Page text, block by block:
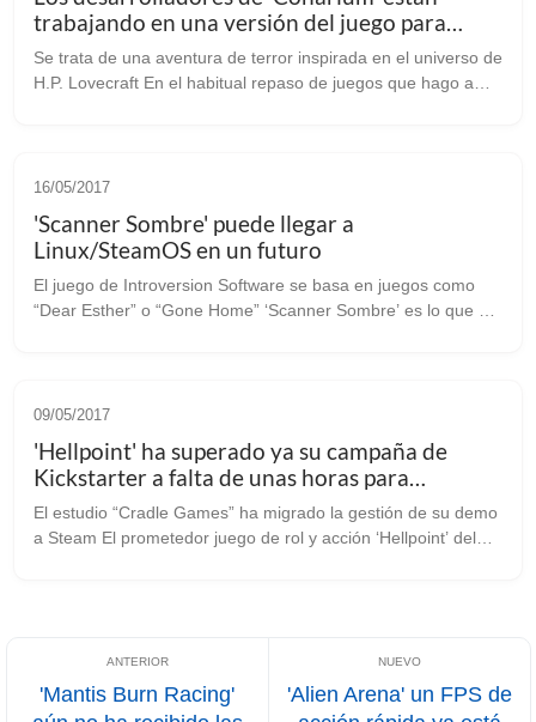
trabajando en una versión del juego para
Linux/SteamOS
Se trata de una aventura de terror inspirada en el universo de
H.P. Lovecraft En el habitual repaso de juegos que hago a
16/05/2017
'Scanner Sombre' puede llegar a
Linux/SteamOS en un futuro
El juego de Introversion Software se basa en juegos como
“Dear Esther” o “Gone Home” ‘Scanner Sombre’ es lo que se
09/05/2017
'Hellpoint' ha superado ya su campaña de
Kickstarter a falta de unas horas para
finalizarla
El estudio “Cradle Games” ha migrado la gestión de su demo
a Steam El prometedor juego de rol y acción ‘Hellpoint’ del
'Mantis Burn Racing'
'Alien Arena' un FPS de